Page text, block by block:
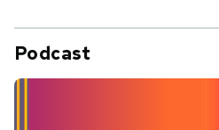
Podcast